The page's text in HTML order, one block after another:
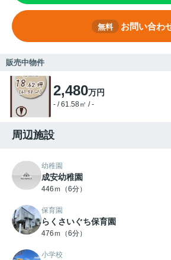
無料 お問い合わ
販売中物件
2,480万円
- / 61.58㎡ / -
周辺施設
幼稚園
成安幼稚園
446ｍ（6分）
保育園
らくさいぐち保育園
476ｍ（6分）
小学校